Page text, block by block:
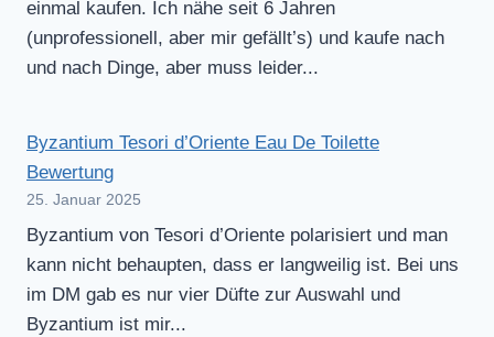
einmal kaufen. Ich nähe seit 6 Jahren
(unprofessionell, aber mir gefällt’s) und kaufe nach
und nach Dinge, aber muss leider...
Byzantium Tesori d’Oriente Eau De Toilette
Bewertung
25. Januar 2025
Byzantium von Tesori d’Oriente polarisiert und man
kann nicht behaupten, dass er langweilig ist. Bei uns
im DM gab es nur vier Düfte zur Auswahl und
Byzantium ist mir...